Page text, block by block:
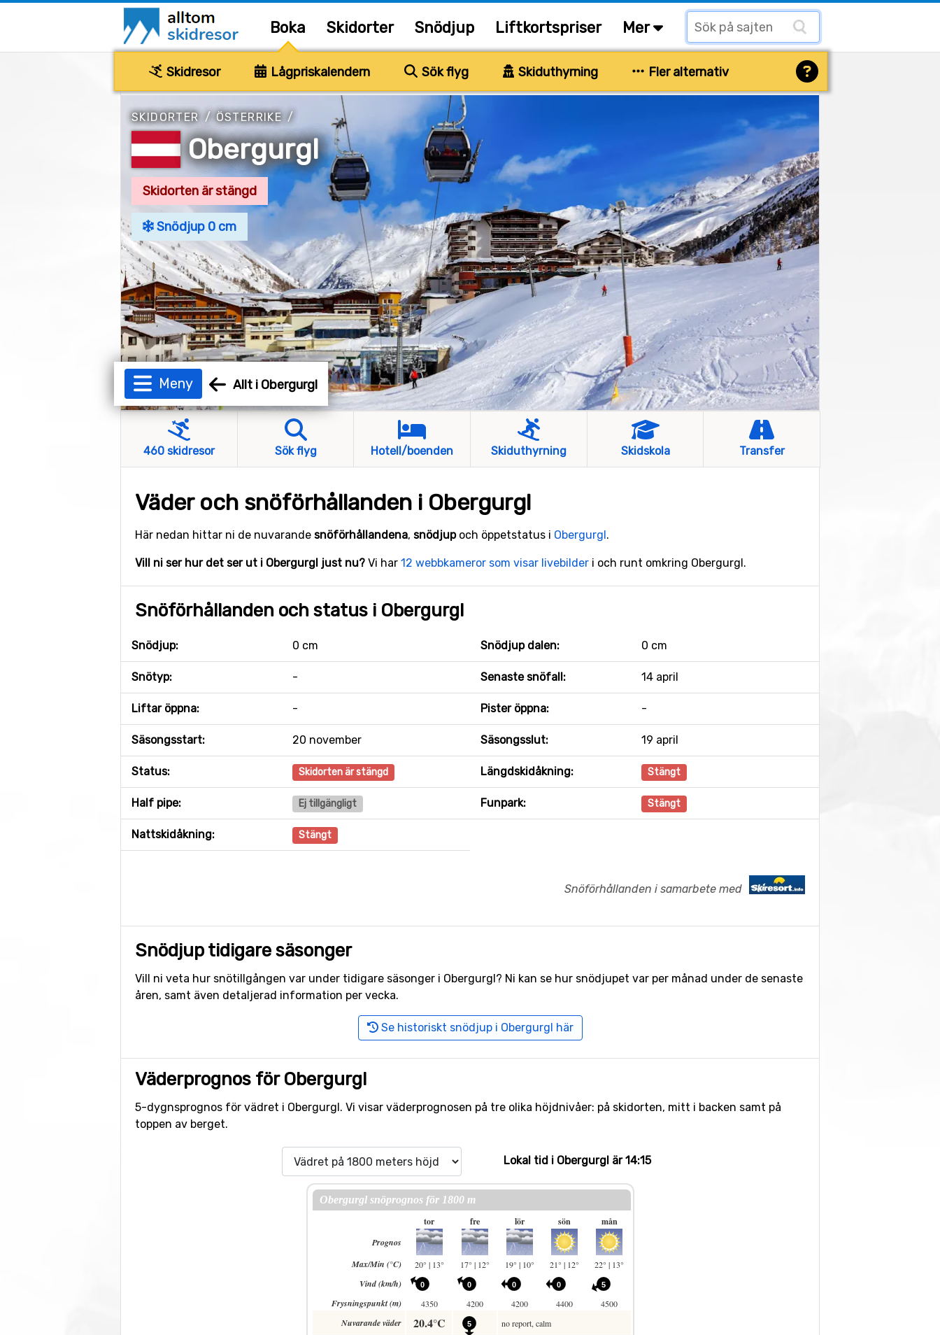
Boka Skidorter Snödjup Liftkortspriser Mer
Skidresor Lågpriskalendern Sök flyg Skiduthyrning Fler alternativ
SKIDORTER / ÖSTERRIKE /
Obergurgl
Skidorten är stängd
Snödjup 0 cm
Meny Allt i Obergurgl
460 skidresor Sök flyg Hotell/boenden Skiduthyrning Skidskola Transfer
Väder och snöförhållanden i Obergurgl
Här nedan hittar ni de nuvarande snöförhållandena, snödjupoch öppetstatus i Obergurgl.
Vill ni ser hur det ser ut i Obergurgl just nu? Vi har 12 webbkameror som visar livebilder i och runt omkring Obergurgl.
Snöförhållanden och status i Obergurgl
Snödjup: 0 cm Snödjup dalen: 0 cm
Snötyp: - Senaste snöfall: 14 april
Liftar öppna: - Pister öppna: -
Säsongsstart: 20 november Säsongsslut: 19 april
Status: Skidorten är stängd Längdskidåkning: Stängt
Half pipe: Ej tillgängligt Funpark: Stängt
Nattskidåkning: Stängt
Snöförhållanden i samarbete med
Snödjup tidigare säsonger
Vill ni veta hur snötillgången var under tidigare säsonger i Obergurgl? Ni kan se hur snödjupet var per månad under de senaste
åren, samt även detaljerad information per vecka.
Se historiskt snödjup i Obergurgl här
Väderprognos för Obergurgl
5-dygnsprognos för vädret i Obergurgl. Vi visar väderprognosen på tre olika höjdnivåer: på skidorten, mitt i backen samt på
toppen av berget.
Lokal tid i Obergurgl är 14:15